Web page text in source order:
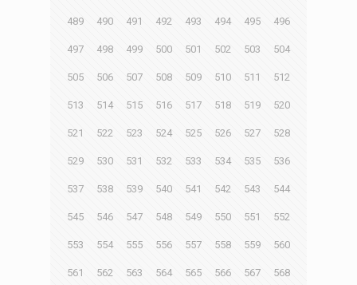
489 490 491 492 493 494 495 496
497 498 499 500 501 502 503 504
505 506 507 508 509 510 511 512
513 514 515 516 517 518 519 520
521 522 523 524 525 526 527 528
529 530 531 532 533 534 535 536
537 538 539 540 541 542 543 544
545 546 547 548 549 550 551 552
553 554 555 556 557 558 559 560
561 562 563 564 565 566 567 568